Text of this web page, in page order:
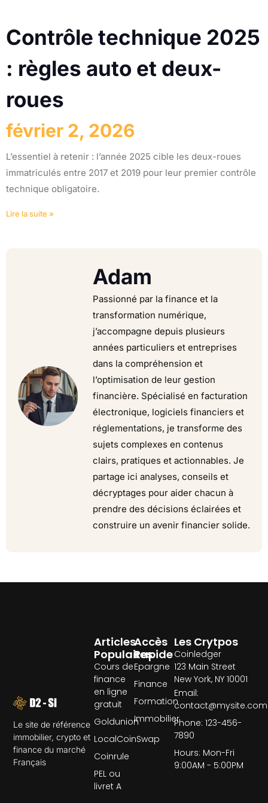
Contrôle technique 2025
: règles auto et deux-
roues
février 2, 2026
L’essentiel à retenir : l’année 2025 cible les deux-roues
immatriculés entre 2017 et 2019 pour leur premier contrôle
technique obligatoire.
Lire la suite »
Adam
Passionné par la finance et la
transformation numérique,
j’accompagne depuis plusieurs
années particuliers et entreprises
dans la compréhension et
l’optimisation de leur gestion
financière. Spécialisé en facturation
électronique, logiciels financiers et
réglementations, je transforme des
sujets complexes en contenus
clairs, pratiques et actionnables. Je
partage ici analyses, conseils et
décryptages pour aider chacun à
prendre des décisions éclairées et
construire un avenir financier solide.
Le site de référence
immobilier, crypto et
finance du marché
Français
Accès
Rapide
Epargne
Finance
Formation
Immobilier
Articles
Populaires
Cours de
finance
en ligne
gratuit
Goldunion
LocalCoinSwap
Coinrule
PEL ou
livret A
Les Crytpos
Coinledger
123 Main Street
New York, NY 10001
Email:
contact@mysite.com
Phone: 123-456-
7890
Hours: Mon-Fri
9:00AM - 5:00PM